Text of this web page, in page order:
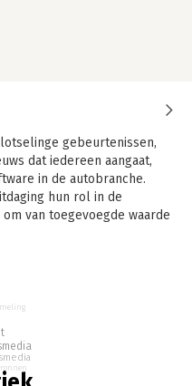
gebeurtenissen,
dat iedereen aangaat,
in de autobranche.
hun rol in de
van toegevoegde waarde
nu én in de toekomst doen?
het informatieparadigma en
waarop ze zich tot
hun collega's en hun